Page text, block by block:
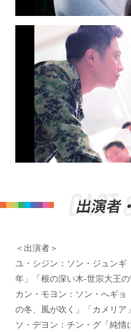
＜出演者＞
ユ・シジン：ソン・ジュン
年」「根の深い木-世宗大王の
カン・モヨン：ソン・へギョ
の冬、風が吹く」「カメリア」
ソ・デヨン：チン・グ「純情